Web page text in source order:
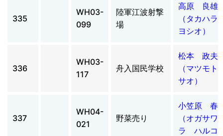
335
WH03-
099
陸軍江波射撃
場
高原 良雄
（タカハ
ヨシオ）
336
WH03-
117
舟入国民学校
松本 政夫
（マツモト
サオ）
337
WH04-
021
野菜売り
小笠原 春
（オガサワ
ラ ハルコ